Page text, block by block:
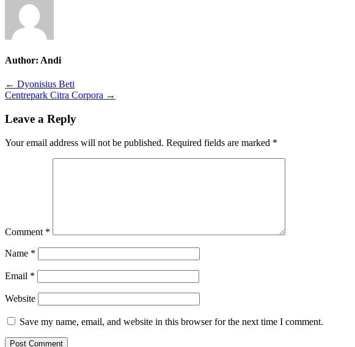
Author: Andi
Post
navigation
← Dyonisius Beti
Centrepark Citra Corpora →
Leave a Reply
Your email address will not be published. Required fields are marked *
Comment *
Name *
Email *
Website
Save my name, email, and website in this browser for the next time I comment.